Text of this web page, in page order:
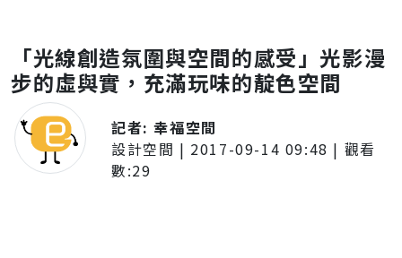
「光線創造氛圍與空間的感受」光影漫
步的虛與實，充滿玩味的靛色空間
記者:幸福空間
設計空間 | 2017-09-14 09:48 | 觀看
數:29